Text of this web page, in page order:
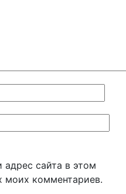
сайта в этом
моих комментариев.